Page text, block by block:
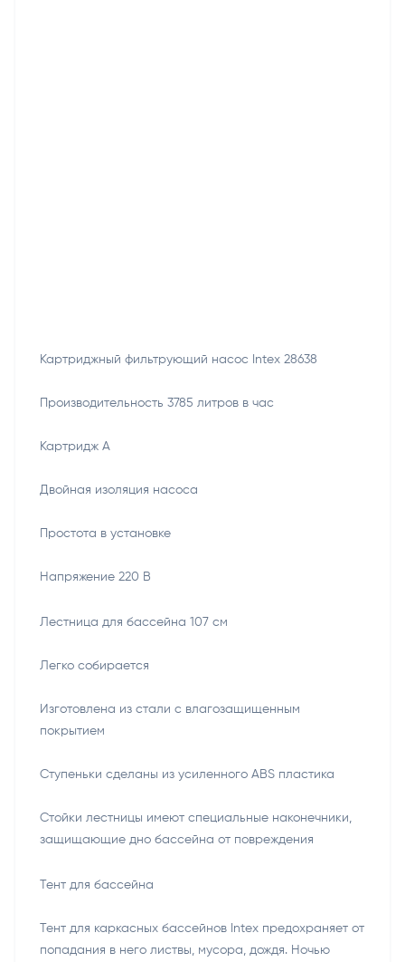
Картриджный фильтрующий насос Intex 28638
Производительность 3785 литров в час
Картридж А
Двойная изоляция насоса
Простота в установке
Напряжение 220 В
Лестница для бассейна 107 см
Легко собирается
Изготовлена из стали с влагозащищенным
покрытием
Ступеньки сделаны из усиленного ABS пластика
Стойки лестницы имеют специальные наконечники,
защищающие дно бассейна от повреждения
Тент для бассейна
Тент для каркасных бассейнов Intex предохраняет от
попадания в него листвы, мусора, дождя. Ночью